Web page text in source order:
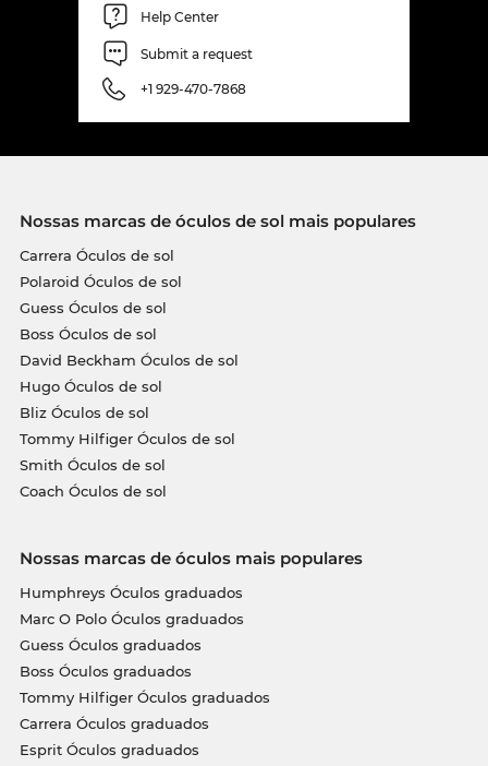
Help Center
Submit a request
+1 929-470-7868
Nossas marcas de óculos de sol mais populares
Carrera Óculos de sol
Polaroid Óculos de sol
Guess Óculos de sol
Boss Óculos de sol
David Beckham Óculos de sol
Hugo Óculos de sol
Bliz Óculos de sol
Tommy Hilfiger Óculos de sol
Smith Óculos de sol
Coach Óculos de sol
Nossas marcas de óculos mais populares
Humphreys Óculos graduados
Marc O Polo Óculos graduados
Guess Óculos graduados
Boss Óculos graduados
Tommy Hilfiger Óculos graduados
Carrera Óculos graduados
Esprit Óculos graduados